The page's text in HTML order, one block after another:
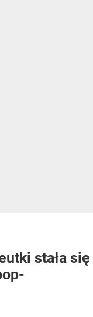
stała się